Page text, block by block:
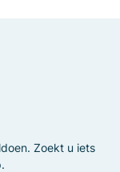
Zoekt u iets